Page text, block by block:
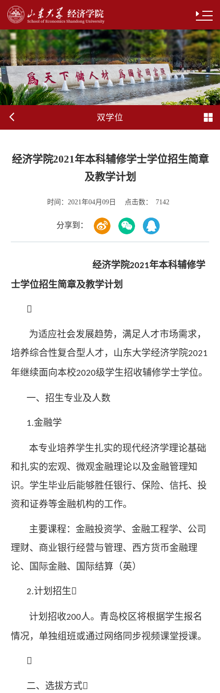
双学位
经济学院2021年本科辅修学士学位招生简章
及教学计划
时间： 2021年04月09日 点击数： 7142
分享到：
经济学院2021年本科辅修学
士学位招生简章及教学计划

为适应社会发展趋势，满足人才市场需求，
培养综合性复合型人才，山东大学经济学院2021
年继续面向本校2020级学生招收辅修学士学位。
一、招生专业及人数
1.金融学
本专业培养学生扎实的现代经济学理论基础
和扎实的宏观、微观金融理论以及金融管理知
识。学生毕业后能够胜任银行、保险、信托、投
资和证券等金融机构的工作。
主要课程：金融投资学、金融工程学、公司
理财、商业银行经营与管理、西方货币金融理
论、国际金融、国际结算（英）
2.计划招生
计划招收200人。青岛校区将根据学生报名
情况，单独组班或通过网络同步视频课堂授课。

二、选拔方式